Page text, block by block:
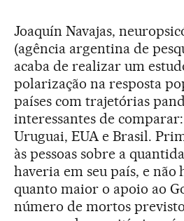
Joaquín Navajas,
(agência argentina de
acaba de realizar um
polarização na resposta
países com trajetórias
interessantes de
Uruguai, EUA e Brasil.
às pessoas sobre a
haveria em seu país, e não
quanto maior o apoio ao
número de mortos